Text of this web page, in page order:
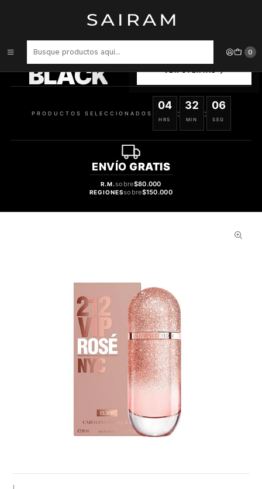
0
PERFUME 212 VIP ROSE ELIXIR MUJER EDP 80 ML
BLACK
SELECCIONADOS
PRODUCTOS SELECCIONADOS
04
HRS
:
32
MIN
:
05
SEG
ENVÍO GRATIS
R.M.sobre$80.000
REGIONESsobre$150.000